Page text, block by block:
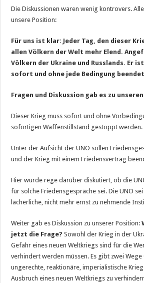
Die Diskussionen waren wenig kontrovers.
unsere Position:
Für uns ist klar: Jeder Tag, den dieser
allen Völkern der Welt mehr Elend.
Völkern der Ukraine und Russlands. Er
sofort und ohne jede Bedingung
Fragen und Diskussion gab es zu
Dieser Krieg muss sofort und ohne
sofortigen Waffenstillstand gestoppt werden.
Unter der Aufsicht der UNO sollen
und der Krieg mit einem Friedensvertrag
Hier wurde rege darüber diskutiert, ob die
für solche Friedensgespräche sei. Die UNO
lächerliche, nicht mehr ernst zu nehmende
Weiter gab es Diskussion zu unserer Position:
jetzt die Frage? Sowohl der Krieg in der
Gefahr eines neuen Weltkriegs sind für die
verhindert werden müssen. Es gibt zwei
ungerechte, reaktionäre, imperialistische
Ausbruch eines neuen Weltkriegs zu